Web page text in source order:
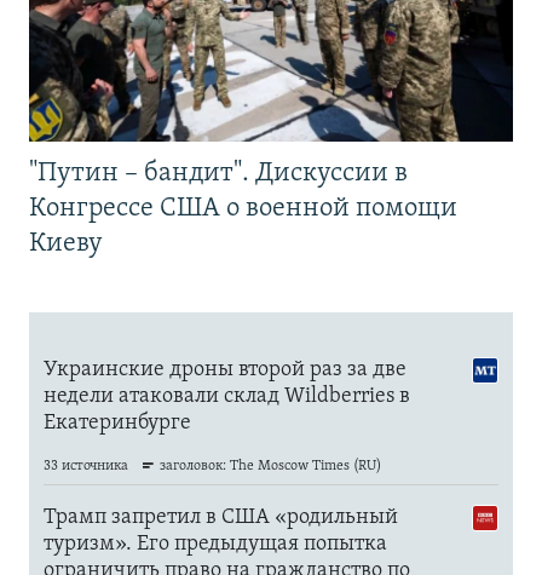
"Путин – бандит". Дискуссии в
Конгрессе США о военной помощи
Киеву